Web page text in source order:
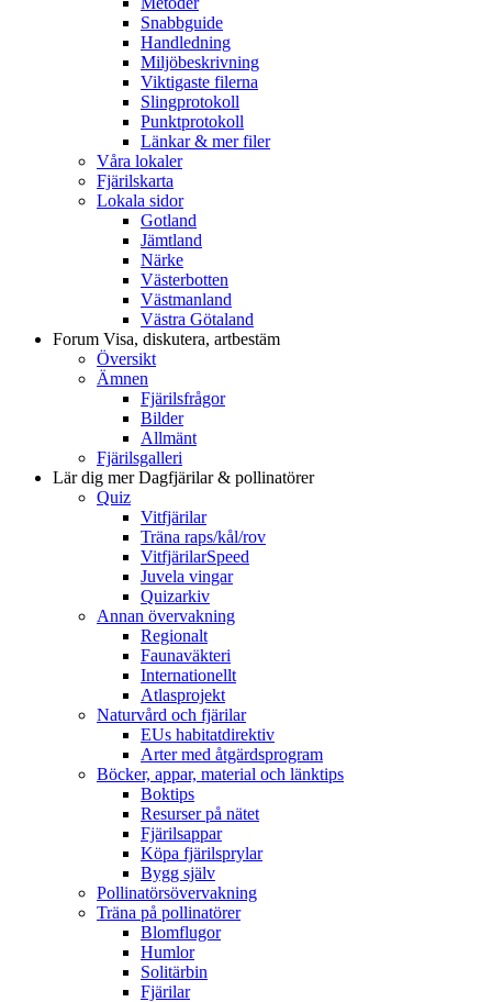
Snabbguide
Handledning
Miljöbeskrivning
Viktigaste filerna
Slingprotokoll
Punktprotokoll
Länkar & mer filer
Våra lokaler
Fjärilskarta
Lokala sidor
Gotland
Jämtland
Närke
Västerbotten
Västmanland
Västra Götaland
Forum Visa, diskutera, artbestäm
Översikt
Ämnen
Fjärilsfrågor
Bilder
Allmänt
Fjärilsgalleri
Lär dig merDagfjärilar & pollinatörer
Quiz
Vitfjärilar
Träna raps/kål/rov
VitfjärilarSpeed
Juvela vingar
Quizarkiv
Annan övervakning
Regionalt
Faunaväkteri
Internationellt
Atlasprojekt
Naturvård och fjärilar
EUs habitatdirektiv
Arter med åtgärdsprogram
Böcker, appar, material och länktips
Boktips
Resurser på nätet
Fjärilsappar
Köpa fjärilsprylar
Bygg själv
Pollinatörsövervakning
Träna på pollinatörer
Blomflugor
Humlor
Solitärbin
Fjärilar